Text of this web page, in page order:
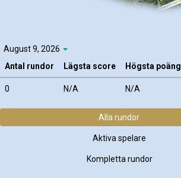
August 9, 2026
Antal rundor
Lägsta score Högsta poäng
0 N/A N/A
Alla rundor
Aktiva spelare
Kompletta rundor